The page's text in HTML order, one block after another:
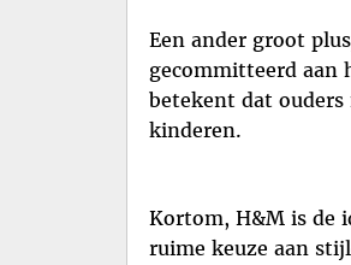
Een ander groot
gecommitteerd aan
betekent dat
kinderen.
Kortom, H&M is de
ruime keuze aan